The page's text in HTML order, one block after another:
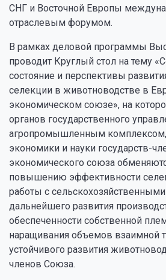
СНГ и Восточной Европы
отраслевым форумом.
В рамках деловой программы
проводит Круглый стол на тему
состояние и перспективы
селекции в животноводстве в
экономическом союзе», на
органов государственного
агропромышленным комплексом,
экономики и науки государств-
экономического союза
повышению эффективности
работы с
дальнейшего развития
обеспеченности собственной
наращивания объемов взаимной
устойчивого развития
членов Союза.